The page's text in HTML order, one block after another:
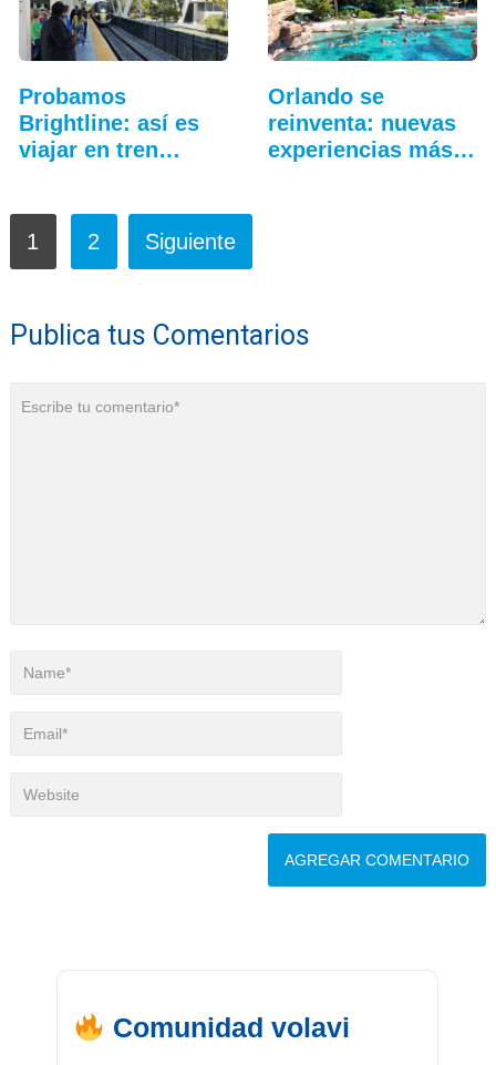
Probamos
Brightline: así es
viajar en tren
Orlando se
reinventa: nuevas
experiencias más
1 2 Siguiente
Publica tus Comentarios
Comunidad volavi